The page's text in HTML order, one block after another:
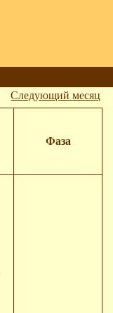
Следующий месяц
Фаза